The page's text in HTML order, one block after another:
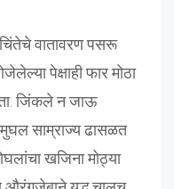
चिंतेचे वातावरण पसरू
पेक्षाही फार मोठा
जिंकले न जाऊ
मुघल साम्राज्य ढासळत
खजिना मोठ्या